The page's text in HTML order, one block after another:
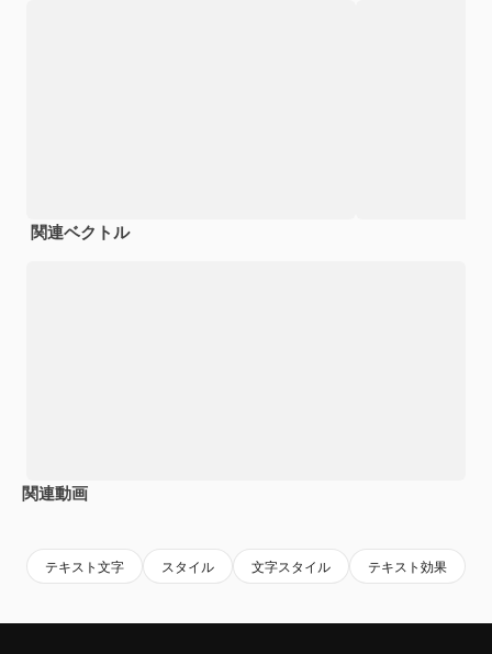
関連ベクトル
関連動画
テキスト文字 スタイル 文字スタイル テキスト効果